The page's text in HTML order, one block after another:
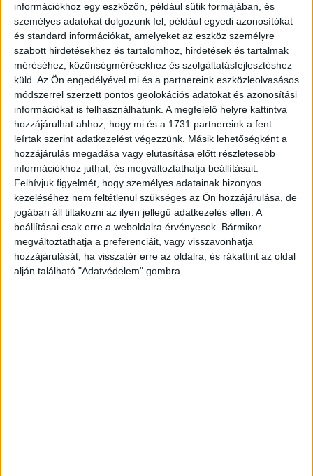
információkhoz egy eszközön, például sütik formájában, és
személyes adatokat dolgozunk fel, például egyedi azonosítókat
és standard információkat, amelyeket az eszköz személyre
szabott hirdetésekhez és tartalomhoz, hirdetések és tartalmak
méréséhez, közönségmérésekhez és szolgáltatásfejlesztéshez
küld. Az Ön engedélyével mi és a partnereink eszközleolvasásos
módszerrel szerzett pontos geolokációs adatokat és azonosítási
információkat is felhasználhatunk. A megfelelő helyre kattintva
hozzájárulhat ahhoz, hogy mi és a 1731 partnereink a fent
leírtak szerint adatkezelést végezzünk. Másik lehetőségként a
hozzájárulás megadása vagy elutasítása előtt részletesebb
információkhoz juthat, és megváltoztathatja beállításait.
Felhívjuk figyelmét, hogy személyes adatainak bizonyos
kezeléséhez nem feltétlenül szükséges az Ön hozzájárulása, de
jogában áll tiltakozni az ilyen jellegű adatkezelés ellen. A
beállításai csak erre a weboldalra érvényesek. Bármikor
megváltoztathatja a preferenciáit, vagy visszavonhatja
hozzájárulását, ha visszatér erre az oldalra, és rákattint az oldal
alján található "Adatvédelem" gombra.
szokásai. ('Sidó antiquitas, vagy
archaeologia.)
1818 Debreczenbenn, Tóth Ferentz
50 000 Ft
Kategória: Vallás
Azonosító
103751
Varga István - Az Izráeliták' régi rendtartásai és
szokásai. ('Sidó antiquitas, vagy archaeologia.) Az
exegetica theologia harmadik része. Kiadta tanítványai
számára ⁓ ⁓.